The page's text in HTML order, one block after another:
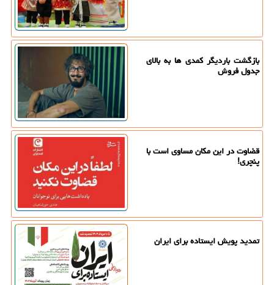
بازگشت باردیگر کمدی ها به بالای
جدول فروش
قضاوت در این مکان مساوی است با
پنچری!
تمدید پویش ایستاده برای ایران